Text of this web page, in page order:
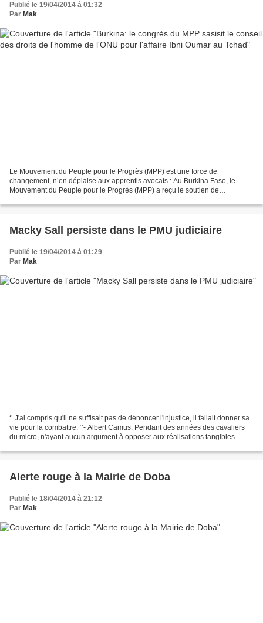
Publié le 19/04/2014 à 01:32
Par Mak
Le Mouvement du Peuple pour le Progrès (MPP) est une force de
changement, n’en déplaise aux apprentis avocats : Au Burkina Faso, le
Mouvement du Peuple pour le Progrès (MPP) a reçu le soutien de
Macky Sall persiste dans le PMU judiciaire
Publié le 19/04/2014 à 01:29
Par Mak
‘’ J'ai compris qu'il ne suffisait pas de dénoncer l'injustice, il fallait donner sa
vie pour la combattre. ‘’- Albert Camus. Pendant des années des cavaliers
du micro, n'ayant aucun argument à opposer aux réalisations tangibles
Alerte rouge à la Mairie de Doba
Publié le 18/04/2014 à 21:12
Par Mak